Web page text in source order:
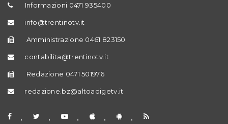
Informazioni 0471 935400
info@trentinotv.it
Amministrazione 0461 823150
contabilita@trentinotv.it
Redazione 0471 501976
redazione.bz@altoadigetv.it